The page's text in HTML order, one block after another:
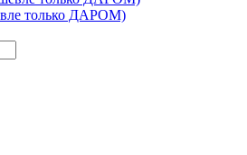
только ДАРОМ)